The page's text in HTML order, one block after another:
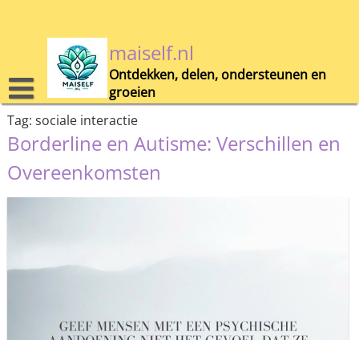
maiself.nl
Ontdekken, delen, ondersteunen en
groeien
Tag: sociale interactie
Borderline en Autisme: Verschillen en
Overeenkomsten